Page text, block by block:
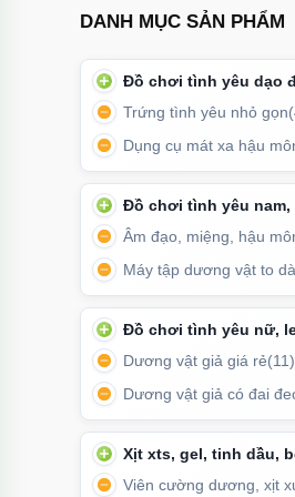
Trứng
Đặc điểm nổi
📱Kết nối App toàn cầu:
💡Đèn LED tương tác
:
🔥11 chế độ rung quyến rũ
✨Thiết kế thân có texture
thích.
💧Chống nước : An toàn
DANH MỤC SẢN PHẨM
Đồ chơi tình yêu dạo
Trứng tình yêu nhỏ gọn
Dụng cụ mát xa hậu
Đồ chơi tình yêu nam,
Âm đạo, miệng, hậu
Máy tập dương vật to
Đồ chơi tình yêu nữ,
Dương vật giả giá rẻ(11)
Dương vật giả có đai
Xịt xts, gel, tinh dầu,
Viên cường dương, xịt